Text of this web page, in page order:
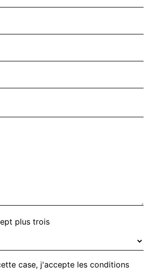
plus trois
case, j'accepte les conditions